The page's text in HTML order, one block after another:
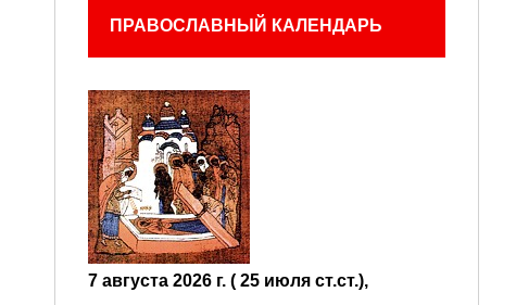
ПРАВОСЛАВНЫЙ КАЛЕНДАРЬ
7 августа 2026 г. ( 25 июля ст.ст.),